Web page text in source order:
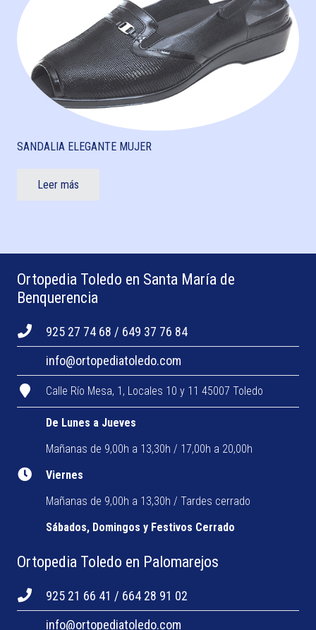
SANDALIA ELEGANTE MUJER
Leer más
Ortopedia Toledo en Santa María de
Benquerencia
925 27 74 68 / 649 37 76 84
info@ortopediatoledo.com
Calle Río Mesa, 1, Locales 10 y 11 45007 Toledo
De Lunes a Jueves
Mañanas de 9,00h a 13,30h / 17,00h a 20,00h
Viernes
Mañanas de 9,00h a 13,30h / Tardes cerrado
Sábados, Domingos y Festivos Cerrado
Ortopedia Toledo en Palomarejos
925 21 66 41 / 664 28 91 02
info@ortopediatoledo.com